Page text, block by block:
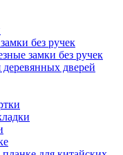
без ручек
замки без ручек
деревянных дверей